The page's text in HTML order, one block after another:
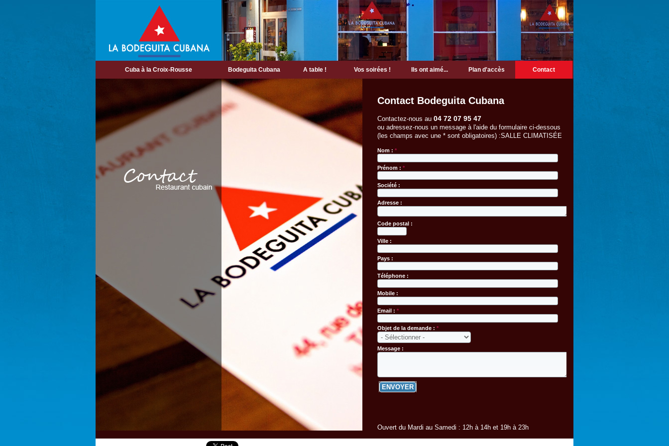
Cuba à la Croix-Rousse Bodeguita Cubana A table ! Vos soirées ! Ils ont aimé... Plan d'accès Contact
Contact Bodeguita Cubana
Contactez-nous au 04 72 07 95 47
ou adressez-nous un message à l'aide du formulaire ci-dessous
(les champs avec une * sont obligatoires) :SALLE CLIMATISÉE
Nom : *
Prénom : *
Société :
Adresse :
Code postal :
Ville :
Pays :
Téléphone :
Mobile :
Email : *
Objet de la demande : *
Message :
Ouvert du Mardi au Samedi : 12h à 14h et 19h à 23h